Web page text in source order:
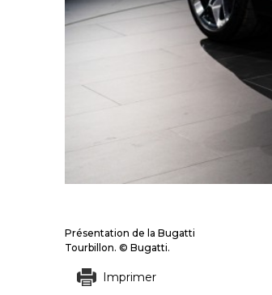
Présentation de la Bugatti
Tourbillon. © Bugatti.
Imprimer